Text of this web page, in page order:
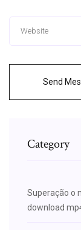
Send
Category
Superação o
download